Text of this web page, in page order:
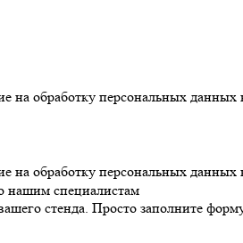
на обработку персональных данных
на обработку персональных данных
нашим специалистам
стенда. Просто заполните